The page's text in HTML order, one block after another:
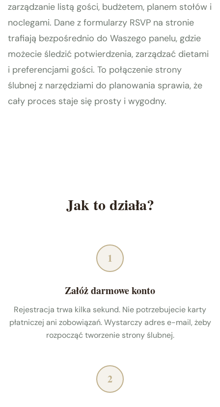
zarządzanie listą gości, budżetem, planem stołów i
noclegami. Dane z formularzy RSVP na stronie
trafiają bezpośrednio do Waszego panelu, gdzie
możecie śledzić potwierdzenia, zarządzać dietami
i preferencjami gości. To połączenie strony
ślubnej z narzędziami do planowania sprawia, że
cały proces staje się prosty i wygodny.
Jak to działa?
1
Załóż darmowe konto
Rejestracja trwa kilka sekund. Nie potrzebujecie karty
płatniczej ani zobowiązań. Wystarczy adres e-mail, żeby
rozpocząć tworzenie strony ślubnej.
2